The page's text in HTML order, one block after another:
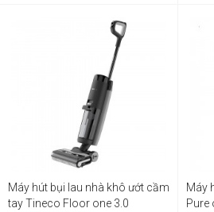
Máy hút bụi lau nhà khô ướt cầm
tay Tineco Floor one 3.0
Máy
Pure